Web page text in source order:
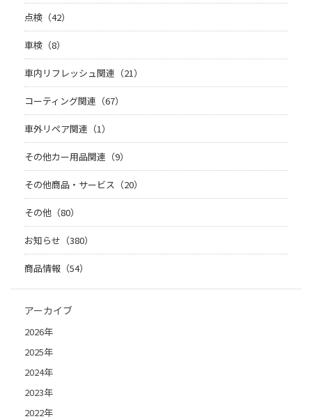
点検（42）
車検（8）
車内リフレッシュ関連（21）
コーティング関連（67）
車外リペア関連（1）
その他カー用品関連（9）
その他商品・サービス（20）
その他（80）
お知らせ（380）
商品情報（54）
アーカイブ
2026年
2025年
2024年
2023年
2022年